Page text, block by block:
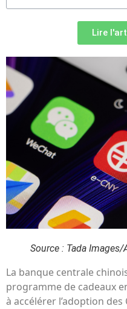
Lire
Source : Tada Images/
La banque centrale
programme de cadeaux
à accélérer l’adoption des